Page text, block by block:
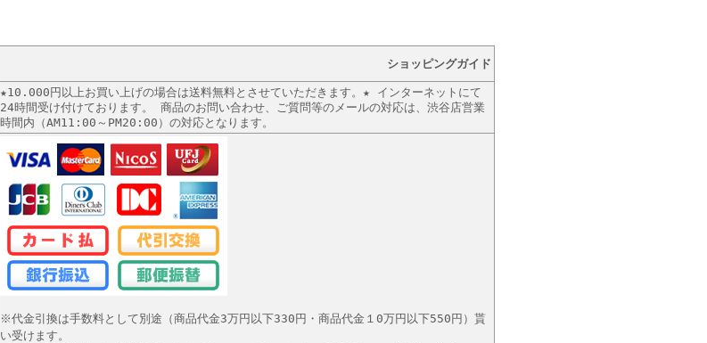
ショッピングガイド
★10.000円以上お買い上げの場合は送料無料とさせていただきます。★ インターネットにて
24時間受け付けております。 商品のお問い合わせ、ご質問等のメールの対応は、渋谷店営業
時間内（AM11:00～PM20:00）の対応となります。
※代金引換は手数料として別途（商品代金3万円以下330円・商品代金１0万円以下550円）貰
い受けます。